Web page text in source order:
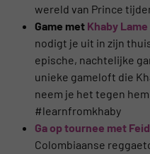
wereld van Prince
Game met Khaby Lame
nodigt je uit in zijn
epische, nachtelijke
unieke gameloft die
neem je het tegen
#learnfromkhaby
Ga op tournee met Feid
Colombiaanse